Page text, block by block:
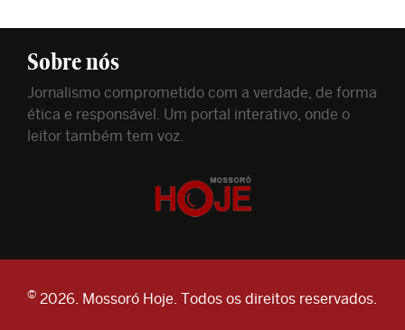
Sobre nós
Jornalismo comprometido com a verdade, de forma
ética e responsável. Um portal interativo, onde o
leitor também tem voz.
© 2026. Mossoró Hoje. Todos os direitos reservados.